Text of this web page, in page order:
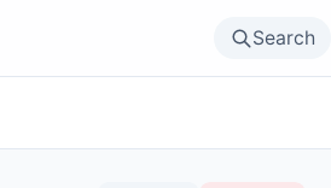
Search